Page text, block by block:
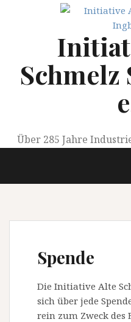
Über 285 Jahre
Spende
Die Initiative Alte
sich über jede
rein zum Zweck des